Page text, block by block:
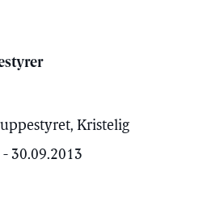
Kristelig
30.09.2013